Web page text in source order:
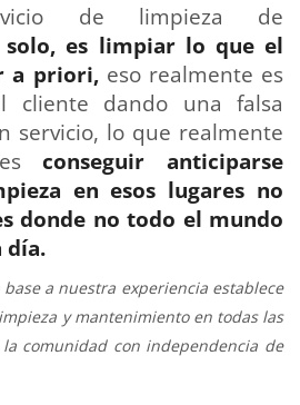
de limpieza de
solo, es limpiar lo que el
a priori,eso realmente es
cliente dando una falsa
servicio, lo que realmente
conseguir anticiparse
en esos lugares no
donde no todo el mundo
día.
a nuestra experiencia establece
y mantenimiento en todas las
comunidad con independencia de